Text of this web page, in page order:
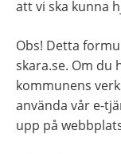
att vi ska kunna
Obs! Detta
skara.se. Om du
kommunens
använda vår e-
upp på